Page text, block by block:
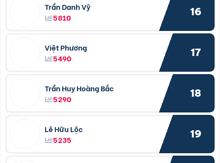
Trần Danh Vỹ
5810
16
Việt Phương
5490
17
Trần Huy Hoàng Bắc
5290
18
Lê Hữu Lộc
5235
19